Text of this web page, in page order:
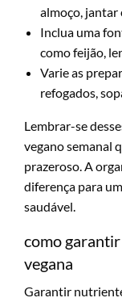
almoço, jantar
Inclua uma
como feijão,
Varie as
refogados,
Lembrar-se
vegano semanal
prazeroso. A
diferença para
saudável.
como
vegana
Garantir